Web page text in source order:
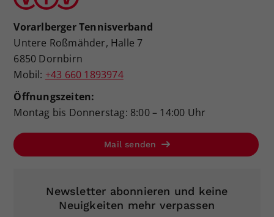
Vorarlberger Tennisverband
Untere Roßmähder, Halle 7
6850 Dornbirn
Mobil: +43 660 1893974
Öffnungszeiten:
Montag bis Donnerstag: 8:00 – 14:00 Uhr
Mail senden
Newsletter abonnieren und keine
Neuigkeiten mehr verpassen